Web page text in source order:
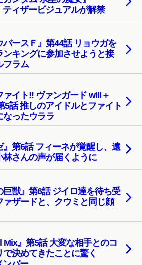
ィザービジュアルが解禁
バースＦ』第44話 リョウガを
ンキングに参加させようと接
フラム
ァイト!! ヴァンガード will＋
5話 推しのアイドルとファイト
なったウララ
』第6話 フィーネが覚醒し、遠
林さんの声が届くように
巨獣』第6話 ジイロ達を待ち受
ァザードと、クウミと同じ顔
Mix』第5話 大変な相手とのコ
で決めてきたことに驚く